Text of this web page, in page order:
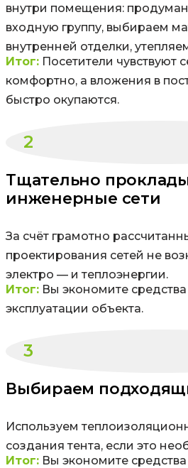
внутри помещения:
входную группу, выбираем
внутренней отделки,
Итог: Посетители чувствуют
комфортно, а вложения в
быстро окупаются.
2
Тщательно
инженерные сети
За счёт грамотно
проектирования сетей не
электро — и теплоэнергии.
Итог: Вы экономите
эксплуатации объекта.
3
Выбираем
Используем
создания тента, если это
Итог: Вы экономите